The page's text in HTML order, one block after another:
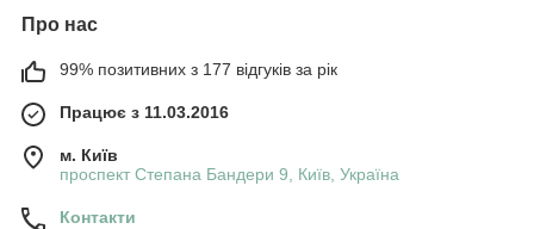
Про нас
99% позитивних з 177 відгуків за рік
Працює з 11.03.2016
м. Київ
проспект Степана Бандери 9, Київ, Україна
Контакти